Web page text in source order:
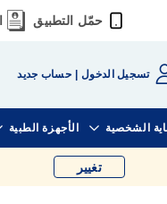
حمّل التطبيق
تسجيل الدخول حساب جديد
الشخصية الأجهزة الطبية
تغيير